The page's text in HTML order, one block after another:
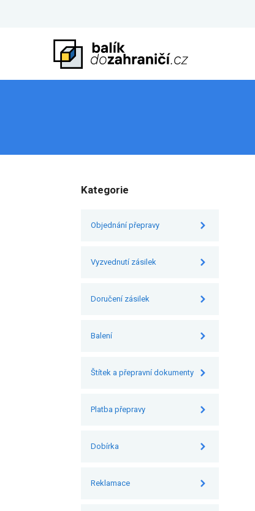
Kategorie
Objednání přepravy
Vyzvednutí zásilek
Doručení zásilek
Balení
Štítek a přepravní dokumenty
Platba přepravy
Dobírka
Reklamace